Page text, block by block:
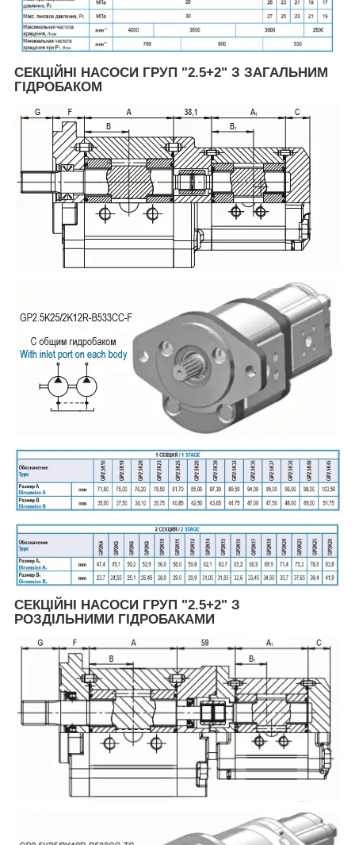
СЕКЦІЙНІ НАСОСИ ГРУП "2.5+2" З ЗАГАЛЬНИМ
ГІДРОБАКОМ
СЕКЦІЙНІ НАСОСИ ГРУП "2.5+2" З
РОЗДІЛЬНИМИ ГІДРОБАКАМИ